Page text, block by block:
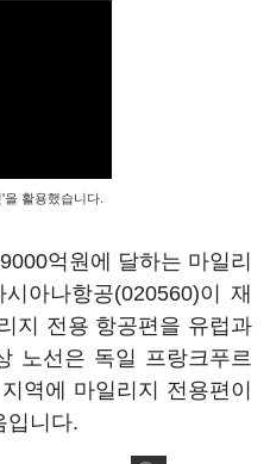
활용했습니다.
억원에 달하는 마일리
시아나항공(020560)이 재
지 전용 항공편을 유럽과
노선은 독일 프랑크푸르
역에 마일리지 전용편이
입니다.